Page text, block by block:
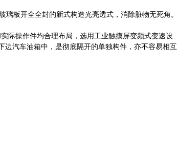
板开全全封的新式构造光亮透式，消除脏物无死角。
际操作件均合理布局，选用工业触摸屏变频式变速设
汽车油箱中，是彻底隔开的单独构件，亦不容易相互